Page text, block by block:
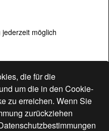
die für die
um die in den Cookie-
zu erreichen. Wenn Sie
zurückziehen
möglich